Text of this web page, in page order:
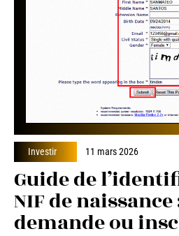
Investir 11 mars 2026
Guide de
NIF de
demande ou